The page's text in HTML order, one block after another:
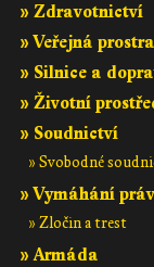
» Zdravotnictví
» Veřejná
» Silnice a
» Životní
» Soudnictví
» Svobodné
» Vymáhání
» Zločin a trest
» Armáda